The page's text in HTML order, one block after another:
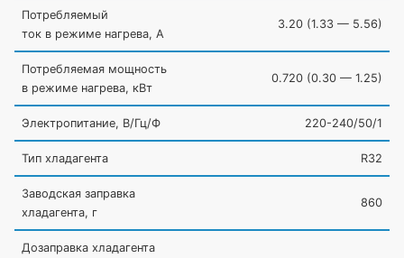
Потребляемый
ток в режиме нагрева, А
3.20 (1.33 — 5.56)
Потребляемая мощность
в режиме нагрева, кВт
0.720 (0.30 — 1.25)
Электропитание, В/Гц/Ф 220-240/50/1
Тип хладагента R32
Заводская заправка
хладагента, г
860
Дозаправка хладагента